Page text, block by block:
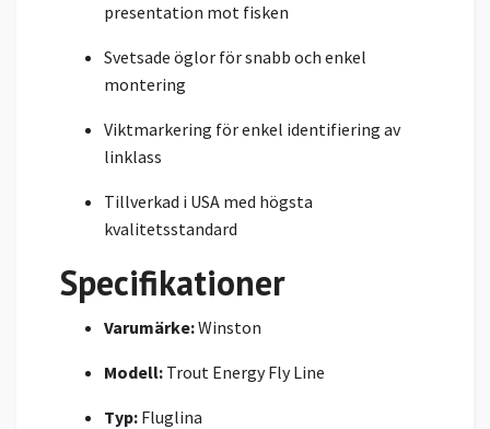
presentation mot fisken
Svetsade öglor för snabb och enkel
montering
Viktmarkering för enkel identifiering av
linklass
Tillverkad i USA med högsta
kvalitetsstandard
Specifikationer
Varumärke:Winston
Modell: Trout Energy Fly Line
Typ: Fluglina